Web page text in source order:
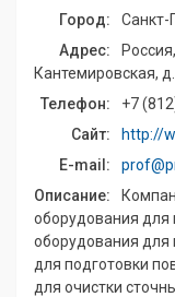
Город:
Санкт-
Адрес:
Кантемировская,
Телефон:
+7
Сайт:
http://
E-mail:
Описание:
оборудования для
оборудования для
для подготовки
для очистки